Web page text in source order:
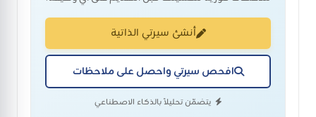
أنشئ سيرتي الذاتية
افحص سيرتي واحصل على ملاحظات
يتضمّن تحليلاً بالذكاء الاصطناعي